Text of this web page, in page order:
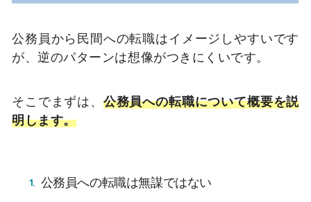
公務員から民間への転職はイメージしやすいです
が、逆のパターンは想像がつきにくいです。
そこでまずは、 公務員への転職について概要を説
明します。
公務員への転職は無謀ではない